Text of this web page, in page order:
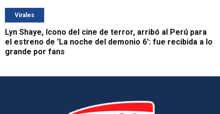
Virales
Lyn Shaye, ícono del cine de terror, arribó al Perú para
el estreno de 'La noche del demonio 6': fue recibida a lo
grande por fans